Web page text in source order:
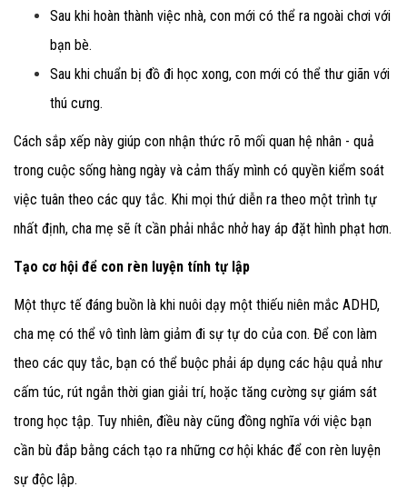
Sau khi hoàn thành việc nhà, con mới có thể ra ngoài chơi với
bạn bè.
Sau khi chuẩn bị đồ đi học xong, con mới có thể thư giãn với
thú cưng.
Cách sắp xếp này giúp con nhận thức rõ mối quan hệ nhân - quả
trong cuộc sống hàng ngày và cảm thấy mình có quyền kiểm soát
việc tuân theo các quy tắc. Khi mọi thứ diễn ra theo một trình tự
nhất định, cha mẹ sẽ ít cần phải nhắc nhở hay áp đặt hình phạt hơn.
Tạo cơ hội để con rèn luyện tính tự lập
Một thực tế đáng buồn là khi nuôi dạy một thiếu niên mắc ADHD,
cha mẹ có thể vô tình làm giảm đi sự tự do của con. Để con làm
theo các quy tắc, bạn có thể buộc phải áp dụng các hậu quả như
cấm túc, rút ngắn thời gian giải trí, hoặc tăng cường sự giám sát
trong học tập. Tuy nhiên, điều này cũng đồng nghĩa với việc bạn
cần bù đắp bằng cách tạo ra những cơ hội khác để con rèn luyện
sự độc lập.